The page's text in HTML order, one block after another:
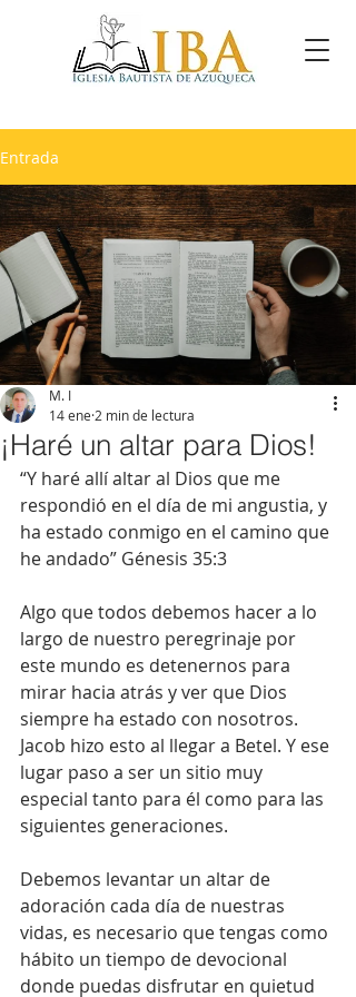
Entrada
¡Haré un altar para Dios!
M. I
14 ene 2 min de lectura
“Y haré allí altar al Dios que me
respondió en el día de mi angustia, y
ha estado conmigo en el camino que
he andado” Génesis 35:3
Algo que todos debemos hacer a lo
largo de nuestro peregrinaje por
este mundo es detenernos para
mirar hacia atrás y ver que Dios
siempre ha estado con nosotros.
Jacob hizo esto al llegar a Betel. Y ese
lugar paso a ser un sitio muy
especial tanto para él como para las
siguientes generaciones.
Debemos levantar un altar de
adoración cada día de nuestras
vidas, es necesario que tengas como
hábito un tiempo de devocional
donde puedas disfrutar en quietud